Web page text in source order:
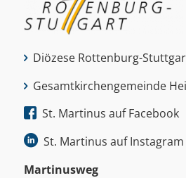
Diözese Rottenburg-
Gesamtkirchengemeinde
St. Martinus auf Facebook
St. Martinus auf Instagram
Martinus­weg